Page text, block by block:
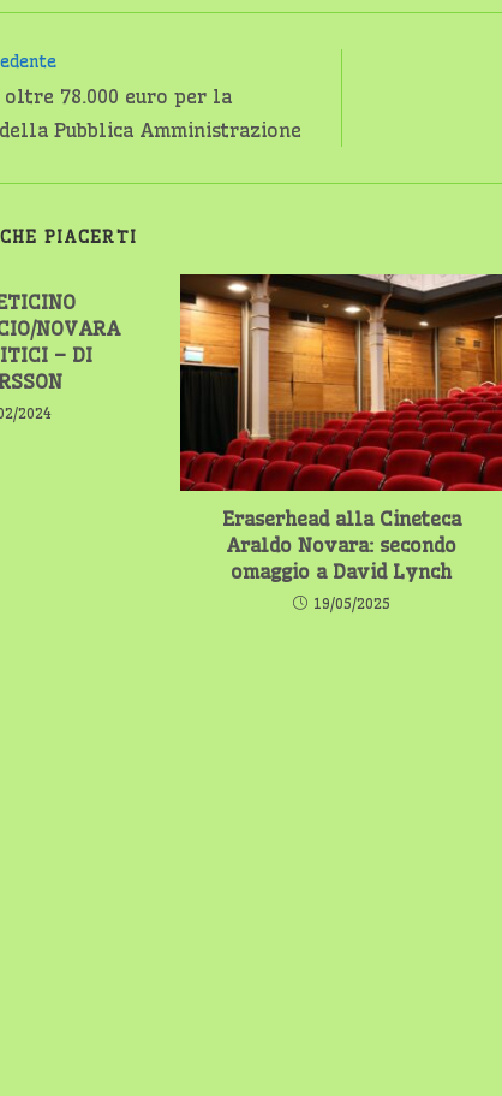
78.000 euro per la
Pubblica Amministrazione
PIACERTI
NOVARA
– DI
2024
Eraserhead alla Cineteca
Araldo Novara: secondo
omaggio a David Lynch
19/05/2025